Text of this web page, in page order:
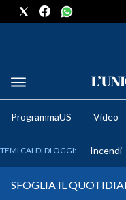
METEO
ProgrammaUS Video
TEMI CALDI DI OGGI: Incendi
SFOGLIA IL